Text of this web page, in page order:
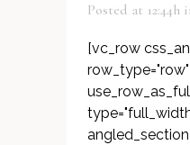
Posted at 12:44h
[vc_row
row_type="row"